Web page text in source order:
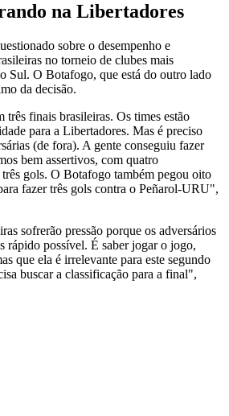
na Libertadores
sobre o desempenho e
no torneio de clubes mais
Sul. O Botafogo, que está do outro lado
da decisão.
finais brasileiras. Os times estão
para a Libertadores. Mas é preciso
(de fora). A gente conseguiu fazer
bem assertivos, com quatro
gols. O Botafogo também pegou oito
fazer três gols contra o Peñarol-URU",
sofrerão pressão porque os adversários
rápido possível. É saber jogar o jogo,
que ela é irrelevante para este segundo
buscar a classificação para a final",